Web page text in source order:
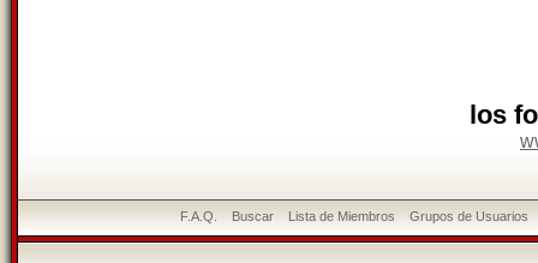
los
F.A.Q. Buscar Lista de Miembros Grupos de Usuarios